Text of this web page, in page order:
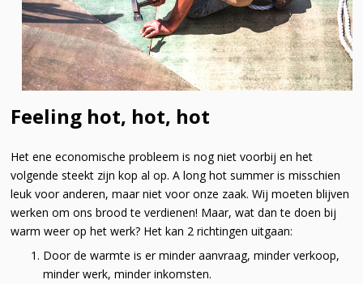
Feeling hot, hot, hot
Het ene economische probleem is nog niet voorbij en het
volgende steekt zijn kop al op. A long hot summer is misschien
leuk voor anderen, maar niet voor onze zaak. Wij moeten blijven
werken om ons brood te verdienen! Maar, wat dan te doen bij
warm weer op het werk? Het kan 2 richtingen uitgaan:
Door de warmte is er minder aanvraag, minder verkoop,
minder werk, minder inkomsten.